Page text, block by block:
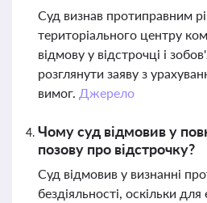
Суд визнав протиправним
територіального центру
відмову у відстрочці і
розглянути заяву з
вимог. Джерело
Чому суд відмовив у
позову про відстрочку?
Суд відмовив у визнанні
бездіяльності, оскільки